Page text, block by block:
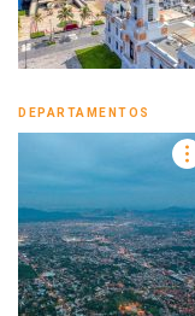
DEPARTAMENTOS